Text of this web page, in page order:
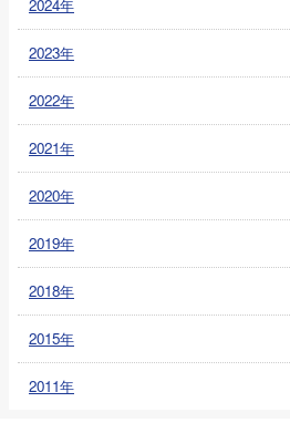
2024年
2023年
2022年
2021年
2020年
2019年
2018年
2015年
2011年